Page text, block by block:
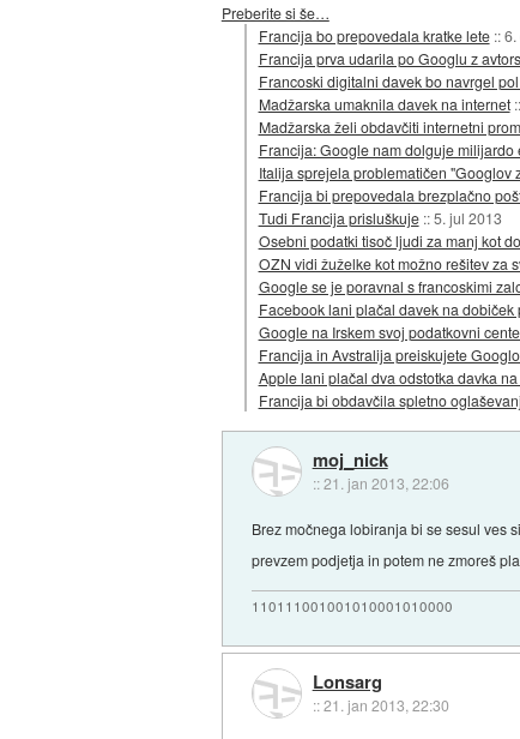
Preberite si še…
Francija bo prepovedala kratke lete ::6.
Francija prva udarila po Googlu z
Francoski digitalni davek bo navrgel
Madžarska umaknila davek na internet ::
Madžarska želi obdavčiti internetni
Francija: Google nam dolguje milijardo
Italija sprejela problematičen "Googlov
Francija bi prepovedala brezplačno
Tudi Francija prisluškuje ::5. jul 2013
Osebni podatki tisoč ljudi za manj kot
OZN vidi žuželke kot možno rešitev za
Google se je poravnal s francoskimi
Facebook lani plačal davek na dobiček
Google na Irskem svoj podatkovni
Francija in Avstralija preiskujete
Apple lani plačal dva odstotka davka
Francija bi obdavčila spletno
moj_nick
::21. jan 2013, 22:06
Brez močnega lobiranja bi se sesul ves
prevzem podjetja in potem ne zmoreš
110111001001010001010000
Lonsarg
::21. jan 2013, 22:30